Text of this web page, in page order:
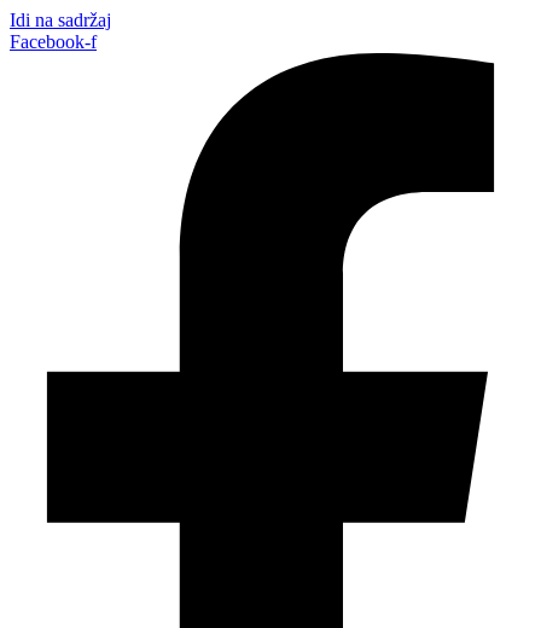
Idi na sadržaj
Facebook-f